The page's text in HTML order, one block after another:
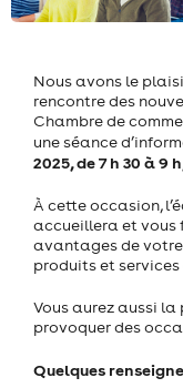
Nous avons le
rencontre des
Chambre de
une séance
2025, de 7 h 30 à 9
À cette occasion,
accueillera et vous
avantages de votre
produits et
Vous aurez aussi
provoquer des
Quelques